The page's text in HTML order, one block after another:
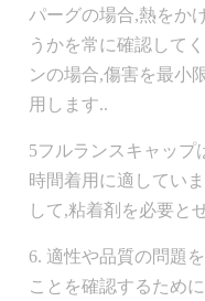
パーグの場合,熱をか
うかを常に確認して
ンの場合,傷害を最小
用します..
5フルランスキャップ
時間着用に適してい
して,粘着剤を必要と
6. 適性や品質の問題
ことを確認するため